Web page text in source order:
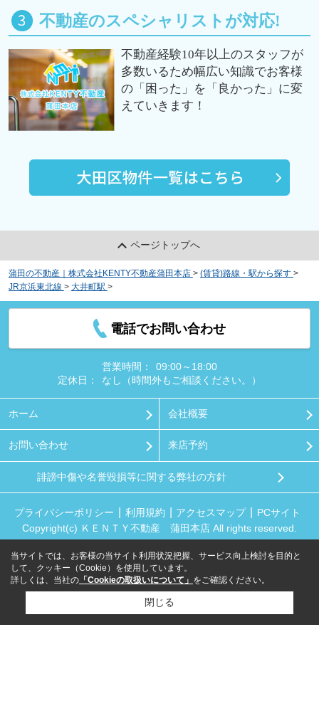
不動産のスペシャリストが対応!
不動産経験10年以上のスタッフが
多数いるため幅広い知識でお客様
の「困った」を「良かった」に変
えていきます！
ページトップへ
蒲田の不動産｜株式会社KENTY不動産蒲田本店 > (賃貸)路線・駅から探す >
JR京浜東北線 > 大井町駅 >
電話でお問い合わせ
営業時間：
09:00～18:00
定休日：
なし（時間外もご相談ください。）
ホーム 会社概要
お問い合わせ 来店予約
誹謗中傷や名誉毀損等に関する弊社の方針
プライバシーポリシー 利用規約 アクセスマップ
PCサイト
Copyright(c) ＫＥＮＴＹ不動産 蒲田本店 All rights reserved.
当サイトでは、お客様の当サイト利用状況把握、サービス向上検討を目的と
して、クッキー（Cookie）を使用しています。
詳しくは、当社の 「Cookieの取扱いについて」 をご確認ください。
閉じる